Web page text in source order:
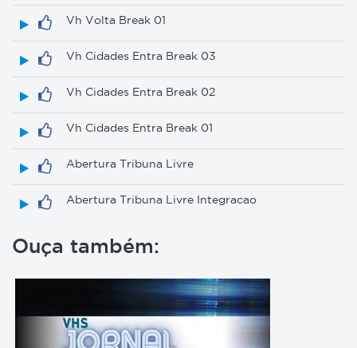
Vh Volta Break 01
Vh Cidades Entra Break 03
Vh Cidades Entra Break 02
Vh Cidades Entra Break 01
Abertura Tribuna Livre
Abertura Tribuna Livre Integracao
Ouça também: